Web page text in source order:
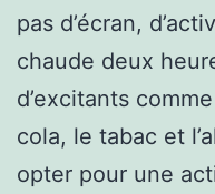
pas d’écran,
chaude deux
d’excitants
cola, le tabac et
opter pour une